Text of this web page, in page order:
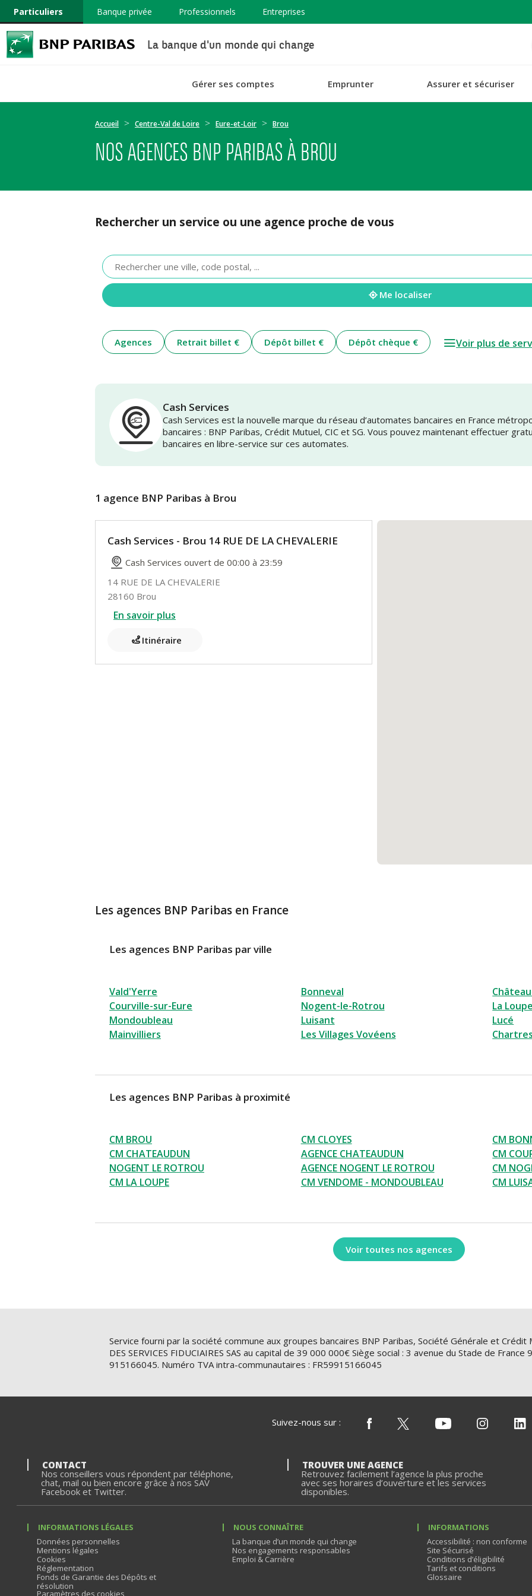
Particuliers Banque privée Professionnels Entreprises
La banque d'un monde qui change
Gérer ses comptes Emprunter Assurer et sécuriser
Accueil Centre-Val de Loire Eure-et-Loir Brou
NOS AGENCES BNP PARIBAS À BROU
Rechercher un service ou une agence proche de vous
Veuillez
renseigner
une
adresse
Me localiser
Agences Retrait billet € Dépôt billet € Dépôt chèque € Voir plus de
Cash Services
Cash Services est la nouvelle marque du réseau d’automates bancaires en France
bancaires : BNP Paribas, Crédit Mutuel, CIC et SG. Vous pouvez maintenant effectuer
bancaires en libre-service sur ces automates.
1 agence BNP Paribas à Brou
Cash Services - Brou 14 RUE DE LA CHEVALERIE
Cash Services ouvert de 00:00 à 23:59
14 RUE DE LA CHEVALERIE
28160 Brou
En savoir plus
Itinéraire
Les agences BNP Paribas en France
Les agences BNP Paribas par ville
Vald'Yerre Bonneval
Courville-sur-Eure
Nogent-le-Rotrou
La Loupe
Mondoubleau
Luisant
Lucé
Mainvilliers
Les Villages Vovéens Chartres
Les agences BNP Paribas à proximité
CM BROU CM CLOYES
CM
CM CHATEAUDUN
AGENCE CHATEAUDUN
CM
NOGENT LE ROTROU
AGENCE NOGENT LE ROTROU
CM
CM LA LOUPE
CM VENDOME - MONDOUBLEAU CM
Voir toutes nos agences
Service fourni par la société commune aux groupes bancaires BNP Paribas, Société Générale et Crédit
DES SERVICES FIDUCIAIRES SAS au capital de 39 000 000€ Siège social : 3 avenue du Stade de France
915166045. Numéro TVA intra-communautaires : FR59915166045
Suivez-nous sur :
CONTACT
Nos conseillers vous répondent par téléphone,
chat, mail ou bien encore grâce à nos SAV
Facebook et Twitter.
TROUVER UNE AGENCE
Retrouvez facilement l’agence la plus proche
avec ses horaires d’ouverture et les services
disponibles.
INFORMATIONS LÉGALES
Données personnelles
Mentions légales
Cookies
Réglementation
Fonds de Garantie des Dépôts et
résolution
Paramètres des cookies
NOUS CONNAÎTRE
La banque d’un monde qui change
Nos engagements responsables
Emploi & Carrière
INFORMATIONS
Accessibilité : non conforme
Site Sécurisé
Conditions d’éligibilité
Tarifs et conditions
Glossaire